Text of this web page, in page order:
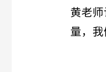
黄老
量，